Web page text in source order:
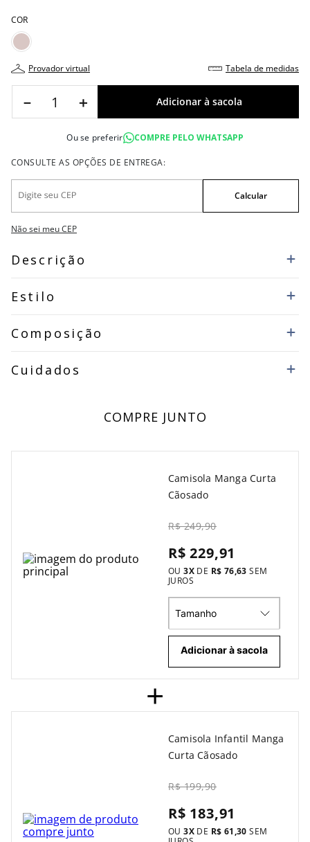
COR
provador virtual tabela de medidas
＋
－
Ou se preferir COMPRE PELO WHATSAPP
Não sei meu CEP
Descrição
Estilo
Composição
Cuidados
COMPRE JUNTO
Camisola Manga Curta
Cãosado
R$ 249,90
R$ 229,91
OU 3X DE R$ 76,63 SEM
JUROS
Tamanho
Adicionar à sacola
+
Camisola Infantil Manga
Curta Cãosado
R$ 199,90
R$ 183,91
OU 3X DE R$ 61,30 SEM